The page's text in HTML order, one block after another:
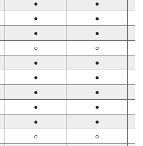
●
●
●
●
●
●
○
○
●
●
●
●
●
●
●
●
●
●
○
○